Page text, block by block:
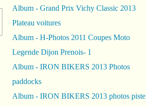
Album - Grand Prix Vichy Classic 2013
Plateau voitures
Album - H-Photos 2011 Coupes Moto
Legende Dijon Prenois- 1
Album - IRON BIKERS 2013 Photos
paddocks
Album - IRON BIKERS 2013 photos piste